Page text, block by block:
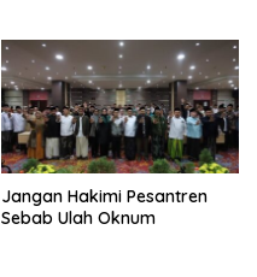
Jangan Hakimi Pesantren
Sebab Ulah Oknum